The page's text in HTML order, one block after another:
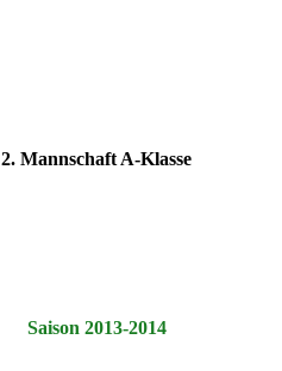
2. Mannschaft A-Klasse
Saison 2013-2014